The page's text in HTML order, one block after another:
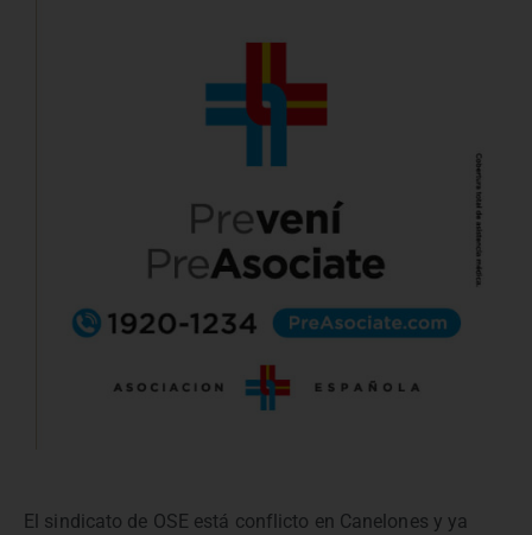
El sindicato de OSE está conflicto en Canelones y ya